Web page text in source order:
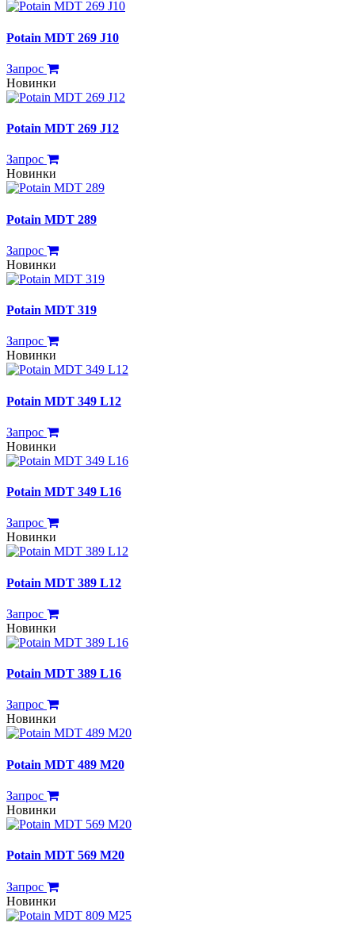
Potain MDT 269 J10
Запрос
Новинки
Potain MDT 269 J12
Запрос
Новинки
Potain MDT 289
Запрос
Новинки
Potain MDT 319
Запрос
Новинки
Potain MDT 349 L12
Запрос
Новинки
Potain MDT 349 L16
Запрос
Новинки
Potain MDT 389 L12
Запрос
Новинки
Potain MDT 389 L16
Запрос
Новинки
Potain MDT 489 M20
Запрос
Новинки
Potain MDT 569 M20
Запрос
Новинки